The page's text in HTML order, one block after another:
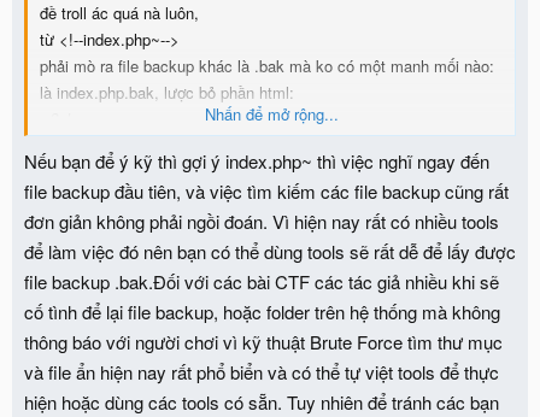
đề troll ác quá nà luôn,
từ <!--index.php~-->
phải mò ra file backup khác là .bak mà ko có một manh mối nào:
là index.php.bak, lược bỏ phần html:
{
return rand(1000,10000)*45;
}
require_once "secret.php";
if (isset($_POST['user']) && isset($_POST['passwd'])) {
$user = $_POST['user'].random();
$passwd = sha1($_POST['passwd']);
if($user == $passwd) {
print "Well done! Here is your flag: ".$flag;
}
Nhấn để mở rộng...
Nếu bạn để ý kỹ thì gợi ý index.php~ thì việc nghĩ ngay đến
file backup đầu tiên, và việc tìm kiếm các file backup cũng rất
đơn giản không phải ngồi đoán. Vì hiện nay rất có nhiều tools
để làm việc đó nên bạn có thể dùng tools sẽ rất dễ để lấy được
file backup .bak.Đối với các bài CTF các tác giả nhiều khi sẽ
cố tình để lại file backup, hoặc folder trên hệ thống mà không
thông báo với người chơi vì kỹ thuật Brute Force tìm thư mục
và file ẩn hiện nay rất phổ biển và có thể tự việt tools để thực
hiện hoặc dùng các tools có sẵn. Tuy nhiên để tránh các bạn